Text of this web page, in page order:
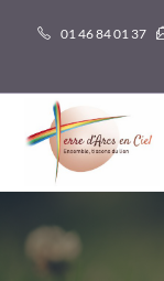
01 46 84 01 37